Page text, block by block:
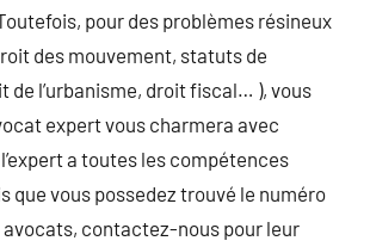
pour des problèmes résineux
des mouvement, statuts de
de l’urbanisme, droit fiscal… ), vous
expert vous charmera avec
a toutes les compétences
que vous possedez trouvé le numéro
avocats, contactez-nous pour leur